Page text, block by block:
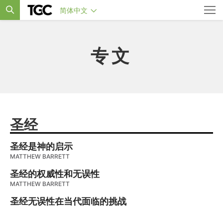
简体中文
专文
圣经
圣经是神的启示
MATTHEW BARRETT
圣经的权威性和无误性
MATTHEW BARRETT
圣经无误性在当代面临的挑战